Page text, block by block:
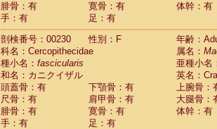
腓骨：有
寛骨：有
体幹：有
手：有
足：有
剖検番号：00230
性別：F
年齢：
科名：Cercopithecidae
属名：
種小名： fascicularis
亜種小名
和名：カニクイザル
英名：
頭蓋骨：有
下顎骨：有
上腕骨：
尺骨：有
肩甲骨：有
大腿骨：
腓骨：有
寛骨：有
体幹：有
手：有
足：有